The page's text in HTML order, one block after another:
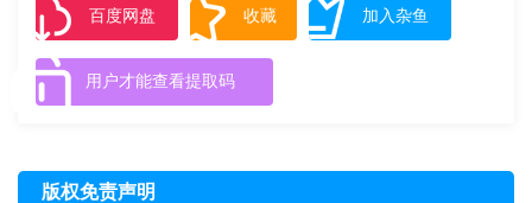
到棕熊袭击的杉元，被一位阿伊努少女所救。名叫阿席莉帕的这位少女，
她的父亲被夺走藏金的男人杀害。不止如此，仿佛与杉元的行动相呼应一
般，早就对藏金虎视眈眈的北方最强部队·第七师团以及背负着刺青的越狱
犯们的行动也开始浮出水面。以壮阔的北方大地为舞台，这场一攫千金求
百度网盘 收藏 加入杂鱼
用户才能查看提取码
版权免责声明